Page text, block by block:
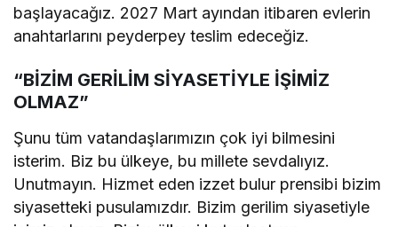
başlayacağız. 2027 Mart ayından itibaren evlerin
anahtarlarını peyderpey teslim edeceğiz.
“BİZİM GERİLİM SİYASETİYLE İŞİMİZ
OLMAZ”
Şunu tüm vatandaşlarımızın çok iyi bilmesini
isterim. Biz bu ülkeye, bu millete sevdalıyız.
Unutmayın. Hizmet eden izzet bulur prensibi bizim
siyasetteki pusulamızdır. Bizim gerilim siyasetiyle